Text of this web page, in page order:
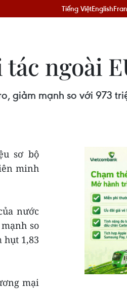
Tiếng ViệtEnglish
ngoài
giảm mạnh so với 973
sơ bộ
minh
nước
so
hụt 1,83
mại